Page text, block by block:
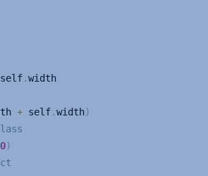
self.width
+ self.width)
)